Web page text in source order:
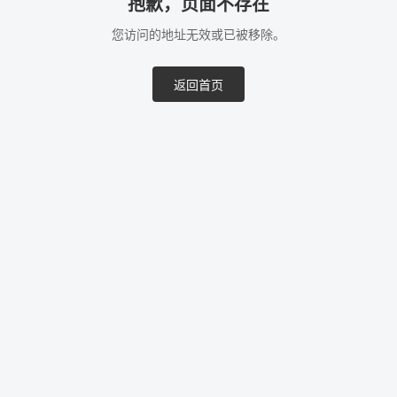
抱歉，页面不存在
您访问的地址无效或已被移除。
返回首页